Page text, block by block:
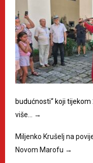
budućnosti“ koji
više…
→
Miljenko Krušelj na
Novom Marofu →